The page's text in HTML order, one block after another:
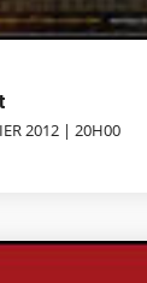
2012 | 20H00